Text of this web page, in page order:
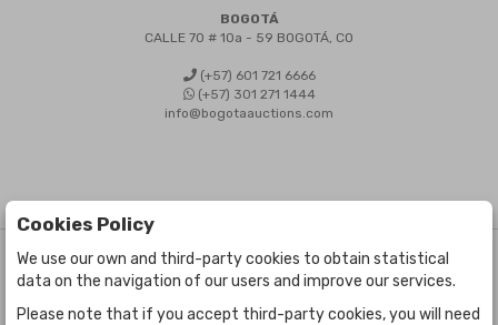
BOGOTÁ
CALLE 70 # 10a - 59 BOGOTÁ, CO
(+57) 601 721 6666
(+57) 301 271 1444
info@bogotaauctions.com
©Bogota Auctions- All rights reserved
Developed by Labelgrup Networks.
Cookies Policy
We use our own and third-party cookies to obtain statistical
data on the navigation of our users and improve our services.
Please note that if you accept third-party cookies, you will need